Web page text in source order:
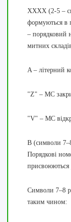
XXXX (2-5 –
формуються в
– порядковий
митних
A– літерний
"Z" – МС
"V" – МС
B (символи
Порядкові
присвоюються
Символи 7–8
таким чином: